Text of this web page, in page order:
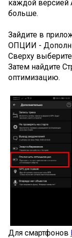
каждой версией
больше.
Зайдите в
ОПЦИИ -
Сверху
Затем найдите
оптимизацию.
Для смартфонов